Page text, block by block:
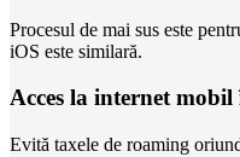
Procesul de mai sus este
iOS este similară.
Acces la internet
Evită taxele de roaming